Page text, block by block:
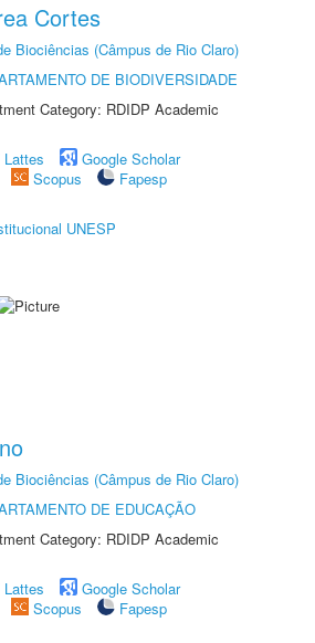
Cortes
Biociências (Câmpus de Rio Claro)
DE BIODIVERSIDADE
Category: RDIDP Academic
Lattes
Google Scholar
Scopus
Fapesp
UNESP
Biociências (Câmpus de Rio Claro)
DE EDUCAÇÃO
Category: RDIDP Academic
Lattes
Google Scholar
Scopus
Fapesp